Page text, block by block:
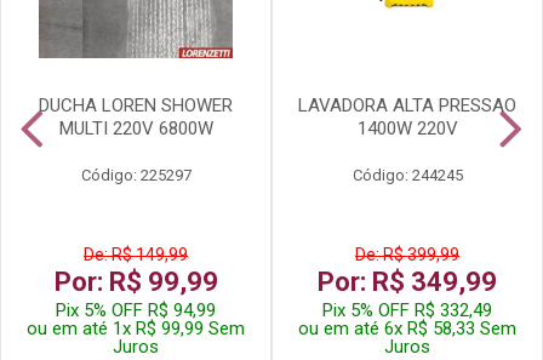
DUCHA LOREN SHOWER
MULTI 220V 6800W
Código: 225297
De: R$ 149,99
Por: R$ 99,99
Pix 5% OFF R$ 94,99
ou em até 1x R$ 99,99 Sem
Juros
LAVADORA ALTA PRESSAO
1400W 220V
Código: 244245
De: R$ 399,99
Por: R$ 349,99
Pix 5% OFF R$ 332,49
ou em até 6x R$ 58,33 Sem
Juros